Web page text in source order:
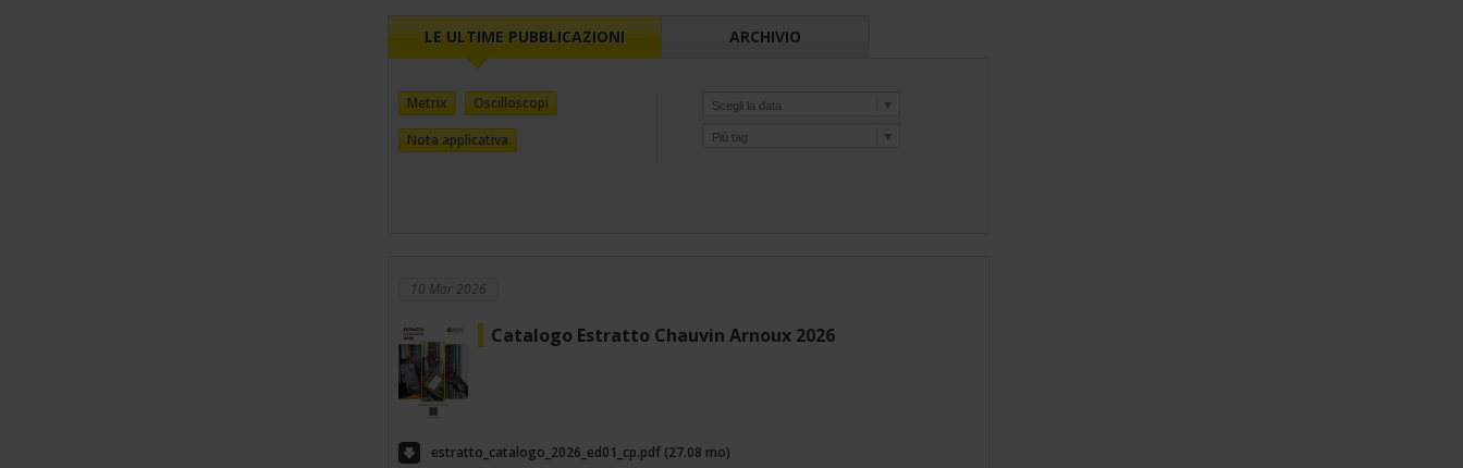
LE ULTIME PUBBLICAZIONI ARCHIVIO
Metrix
Oscilloscopi
Nota applicativa
10 Mar 2026
Catalogo Estratto Chauvin Arnoux 2026
estratto_catalogo_2026_ed01_cp.pdf (27.08 mo)